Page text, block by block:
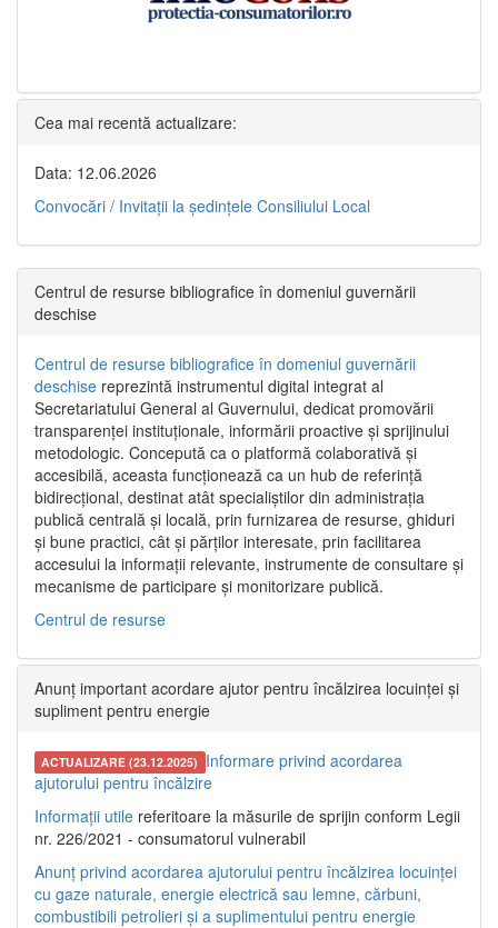
Cea mai recentă actualizare:
Data: 12.06.2026
Convocări / Invitaţii la şedinţele Consiliului Local
Centrul de resurse bibliografice în domeniul guvernării
deschise
Centrul de resurse bibliografice în domeniul guvernării
deschise reprezintă instrumentul digital integrat al
Secretariatului General al Guvernului, dedicat promovării
transparenței instituționale, informării proactive și sprijinului
metodologic. Concepută ca o platformă colaborativă și
accesibilă, aceasta funcționează ca un hub de referință
bidirecțional, destinat atât specialiștilor din administrația
publică centrală și locală, prin furnizarea de resurse, ghiduri
și bune practici, cât și părților interesate, prin facilitarea
accesului la informații relevante, instrumente de consultare și
mecanisme de participare și monitorizare publică.
Centrul de resurse
Anunț important acordare ajutor pentru încălzirea locuinței și
supliment pentru energie
ACTUALIZARE (23.12.2025) Informare privind acordarea
ajutorului pentru încălzire
Informații utile referitoare la măsurile de sprijin conform Legii
nr. 226/2021 - consumatorul vulnerabil
Anunț privind acordarea ajutorului pentru încălzirea locuinței
cu gaze naturale, energie electrică sau lemne, cărbuni,
combustibili petrolieri și a suplimentului pentru energie